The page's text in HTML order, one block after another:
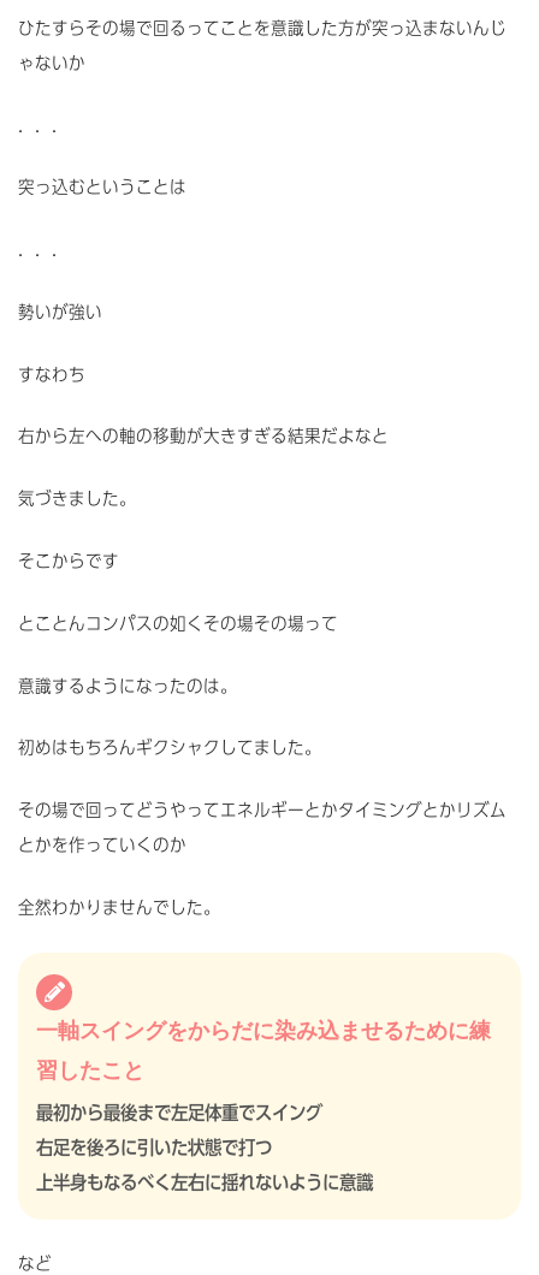
ひたすらその場で回るってことを意識した方が突っ込まないんじ
ゃないか
突っ込むということは
．．．
勢いが強い
すなわち
右から左への軸の移動が大きすぎる結果だよなと
気づきました。
そこからです
とことんコンパスの如くその場その場って
意識するようになったのは。
初めはもちろんギクシャクしてました。
その場で回ってどうやってエネルギーとかタイミングとかリズム
とかを作っていくのか
全然わかりませんでした。
一軸スイングをからだに染み込ませるために練
習したこと
最初から最後まで左足体重でスイング
右足を後ろに引いた状態で打つ
上半身もなるべく左右に揺れないように意識
など